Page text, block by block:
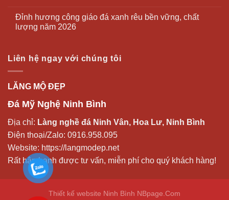
Đỉnh hương công giáo đá xanh rêu bền vững, chất
lượng năm 2026
Liên hệ ngay với chúng tôi
LĂNG MỘ ĐẸP
Đá Mỹ Nghệ Ninh Bình
Địa chỉ: Làng nghề đá Ninh Vân, Hoa Lư, Ninh Bình
Điện thoại/Zalo: 0916.958.095
Website: https://langmodep.net
Rất hân hạnh được tư vấn, miễn phí cho quý khách hàng!
Thiết kế website Ninh Bình NBpage.Com